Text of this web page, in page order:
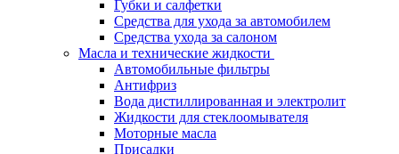
Губки и салфетки
Средства для ухода за автомобилем
Средства ухода за салоном
Масла и технические жидкости
Автомобильные фильтры
Антифриз
Вода дистиллированная и электролит
Жидкости для стеклоомывателя
Моторные масла
Присадки